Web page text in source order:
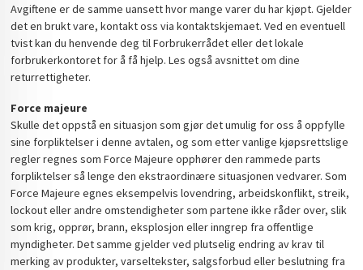
Avgiftene er de samme uansett hvor mange varer du har kjøpt. Gjelder
det en brukt vare, kontakt oss via kontaktskjemaet. Ved en eventuell
tvist kan du henvende deg til Forbrukerrådet eller det lokale
forbrukerkontoret for å få hjelp. Les også avsnittet om dine
returrettigheter.
Force majeure
Skulle det oppstå en situasjon som gjør det umulig for oss å oppfylle
sine forpliktelser i denne avtalen, og som etter vanlige kjøpsrettslige
regler regnes som Force Majeure opphører den rammede parts
forpliktelser så lenge den ekstraordinære situasjonen vedvarer. Som
Force Majeure egnes eksempelvis lovendring, arbeidskonflikt, streik,
lockout eller andre omstendigheter som partene ikke råder over, slik
som krig, opprør, brann, eksplosjon eller inngrep fra offentlige
myndigheter. Det samme gjelder ved plutselig endring av krav til
merking av produkter, varseltekster, salgsforbud eller beslutning fra